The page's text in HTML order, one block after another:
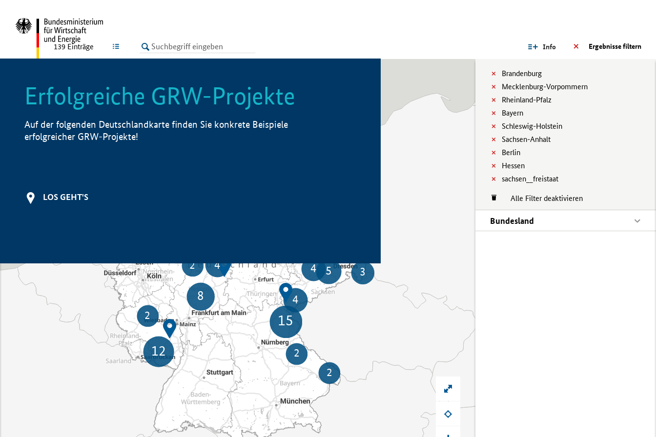
LISTE Ergebnisse filtern
Info
Brandenburg
Mecklenburg-Vorpommern
Rheinland-Pfalz
Bayern
Schleswig-Holstein
Sachsen-Anhalt
Berlin
Hessen
sachsen__freistaat
Alle Filter deaktivieren
Bundesland
139 Einträge
Erfolgreiche GRW-Projekte
Auf der folgenden Deutschlandkarte finden Sie konkrete Beispiele
erfolgreicher GRW-Projekte!
LOS GEHT'S